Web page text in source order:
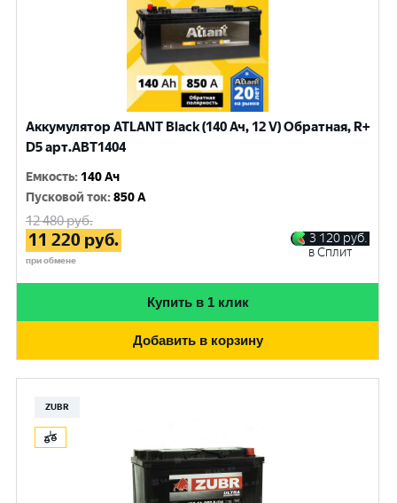
Аккумулятор ATLANT Black (140 Ач, 12 V) Обратная, R+
D5 арт.ABT1404
Емкость: 140 Ач
Пусковой ток:850 A
12 480руб.
11 220 руб.
при обмене
3 120 руб.
в Сплит
Купить в 1 клик
Добавить в корзину
ZUBR